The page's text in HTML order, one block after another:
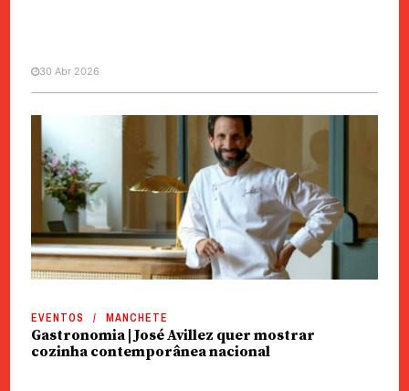
EVENTOS
Cotai | Restaurante de José
Avillez no “100 Top Tables 2026”
30 Abr 2026
EVENTOS MANCHETE
Gastronomia | José Avillez quer mostrar
cozinha contemporânea nacional